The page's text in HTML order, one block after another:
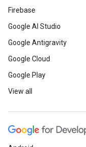
Firebase
Google AI Studio
Google Antigravity
Google Cloud
Google Play
View all